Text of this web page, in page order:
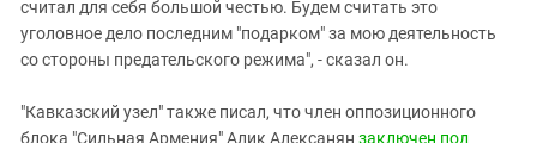
считал для себя большой честью. Будем считать это
уголовное дело последним "подарком" за мою деятельность
со стороны предательского режима", - сказал он.
"Кавказский узел" также писал, что член оппозиционного
блока "Сильная Армения" Алик Алексанян заключен под